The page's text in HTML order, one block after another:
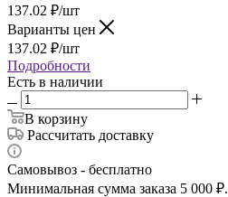
137.02 ₽/шт
Варианты цен
137.02 ₽/шт
Подробности
Есть в наличии
В корзину
Рассчитать доставку
Самовывоз - бесплатно
Минимальная сумма заказа 5 000 ₽.